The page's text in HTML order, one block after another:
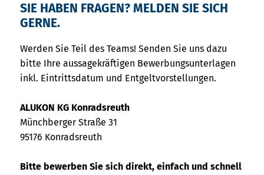
SIE HABEN FRAGEN? MELDEN SIE SICH
GERNE.
Werden Sie Teil des Teams! Senden Sie uns dazu
bitte Ihre aussagekräftigen Bewerbungsunterlagen
inkl. Eintrittsdatum und Entgeltvorstellungen.
ALUKON KG Konradsreuth
Münchberger Straße 31
95176 Konradsreuth
Bitte bewerben Sie sich direkt, einfach und schnell